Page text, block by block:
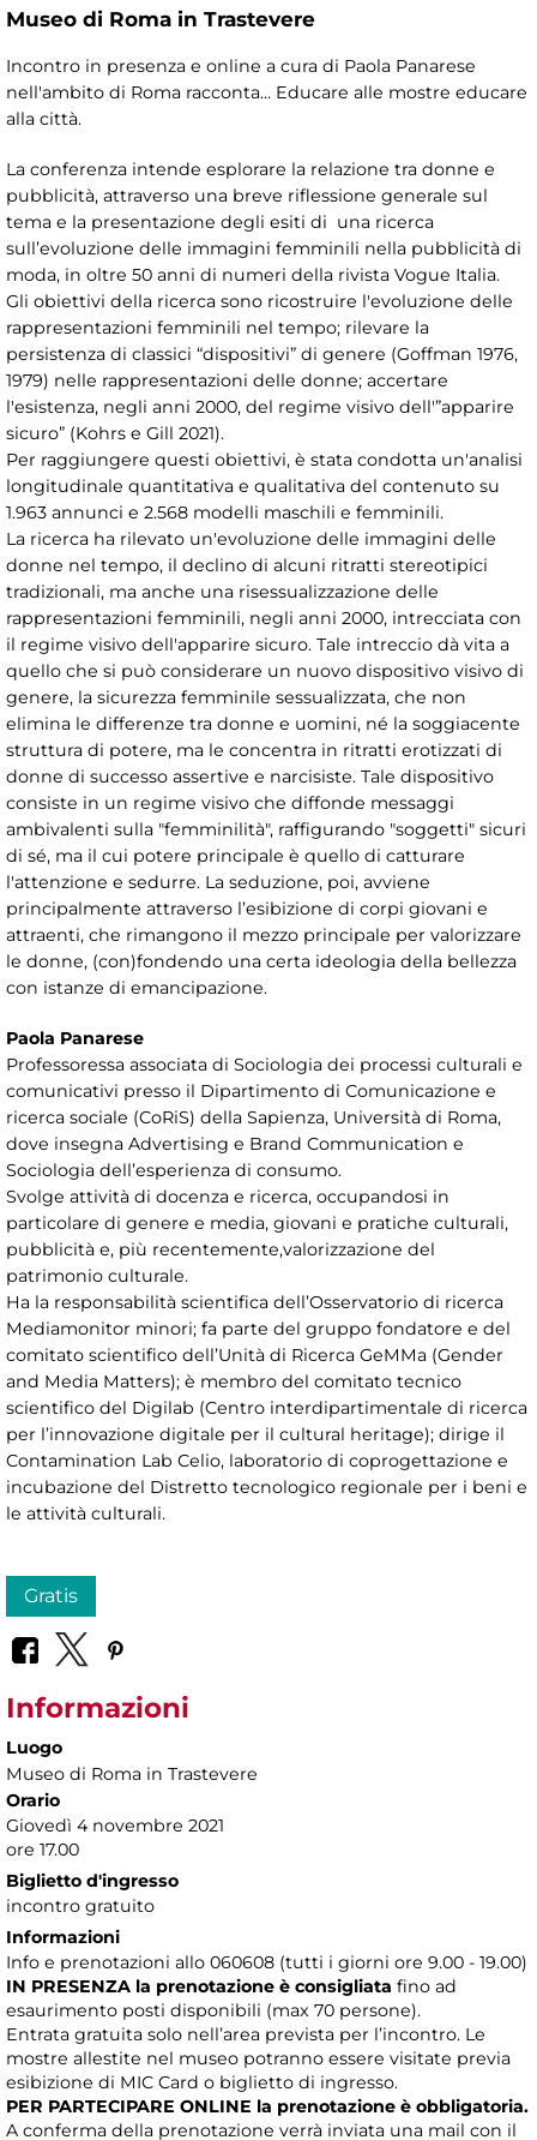
Museo di Roma in Trastevere
Incontro in presenza e online a cura di Paola Panarese
nell'ambito di Roma racconta... Educare alle mostre educare
alla città.
La conferenza intende esplorare la relazione tra donne e
pubblicità, attraverso una breve riflessione generale sul
tema e la presentazione degli esiti di una ricerca
sull’evoluzione delle immagini femminili nella pubblicità di
moda, in oltre 50 anni di numeri della rivista Vogue Italia.
Gli obiettivi della ricerca sono ricostruire l'evoluzione delle
rappresentazioni femminili nel tempo; rilevare la
persistenza di classici “dispositivi” di genere (Goffman 1976,
1979) nelle rappresentazioni delle donne; accertare
l'esistenza, negli anni 2000, del regime visivo dell'”apparire
sicuro” (Kohrs e Gill 2021).
Per raggiungere questi obiettivi, è stata condotta un'analisi
longitudinale quantitativa e qualitativa del contenuto su
1.963 annunci e 2.568 modelli maschili e femminili.
La ricerca ha rilevato un'evoluzione delle immagini delle
donne nel tempo, il declino di alcuni ritratti stereotipici
tradizionali, ma anche una risessualizzazione delle
rappresentazioni femminili, negli anni 2000, intrecciata con
il regime visivo dell'apparire sicuro. Tale intreccio dà vita a
quello che si può considerare un nuovo dispositivo visivo di
genere, la sicurezza femminile sessualizzata, che non
elimina le differenze tra donne e uomini, né la soggiacente
struttura di potere, ma le concentra in ritratti erotizzati di
donne di successo assertive e narcisiste. Tale dispositivo
consiste in un regime visivo che diffonde messaggi
ambivalenti sulla "femminilità", raffigurando "soggetti" sicuri
di sé, ma il cui potere principale è quello di catturare
l'attenzione e sedurre. La seduzione, poi, avviene
principalmente attraverso l’esibizione di corpi giovani e
attraenti, che rimangono il mezzo principale per valorizzare
le donne, (con)fondendo una certa ideologia della bellezza
con istanze di emancipazione.
Paola Panarese
Professoressa associata di Sociologia dei processi culturali e
comunicativi presso il Dipartimento di Comunicazione e
ricerca sociale (CoRiS) della Sapienza, Università di Roma,
dove insegna Advertising e Brand Communication e
Sociologia dell’esperienza di consumo.
Svolge attività di docenza e ricerca, occupandosi in
particolare di genere e media, giovani e pratiche culturali,
pubblicità e, più recentemente,valorizzazione del
patrimonio culturale.
Ha la responsabilità scientifica dell’Osservatorio di ricerca
Mediamonitor minori; fa parte del gruppo fondatore e del
comitato scientifico dell’Unità di Ricerca GeMMa (Gender
and Media Matters); è membro del comitato tecnico
scientifico del Digilab (Centro interdipartimentale di ricerca
per l’innovazione digitale per il cultural heritage); dirige il
Contamination Lab Celio, laboratorio di coprogettazione e
incubazione del Distretto tecnologico regionale per i beni e
le attività culturali.
Gratis
Informazioni
Luogo
Museo di Roma in Trastevere
Orario
Giovedì 4 novembre 2021
ore 17.00
Biglietto d'ingresso
incontro gratuito
Informazioni
Info e prenotazioni allo 060608 (tutti i giorni ore 9.00 - 19.00)
IN PRESENZA la prenotazione è consigliata fino ad
esaurimento posti disponibili (max 70 persone).
Entrata gratuita solo nell’area prevista per l’incontro. Le
mostre allestite nel museo potranno essere visitate previa
esibizione di MIC Card o biglietto di ingresso.
PER PARTECIPARE ONLINE la prenotazione è obbligatoria.
A conferma della prenotazione verrà inviata una mail con il